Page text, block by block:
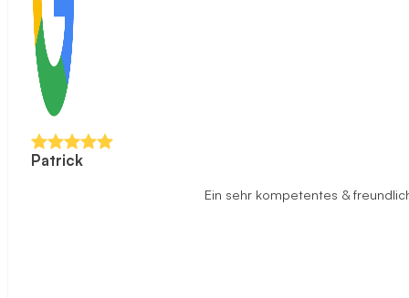
Patrick
Ein sehr kompetentes &